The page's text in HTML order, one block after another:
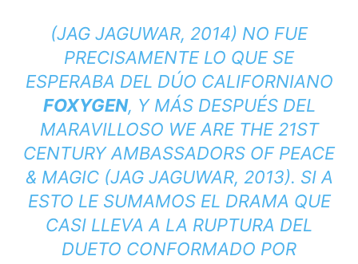
(JAG JAGUWAR, 2014) NO FUE
PRECISAMENTE LO QUE SE
ESPERABA DEL DÚO CALIFORNIANO
FOXYGEN, Y MÁS DESPUÉS DEL
MARAVILLOSO WE ARE THE 21ST
CENTURY AMBASSADORS OF PEACE
& MAGIC(JAG JAGUWAR, 2013). SI A
ESTO LE SUMAMOS EL DRAMA QUE
CASI LLEVA A LA RUPTURA DEL
DUETO CONFORMADO POR